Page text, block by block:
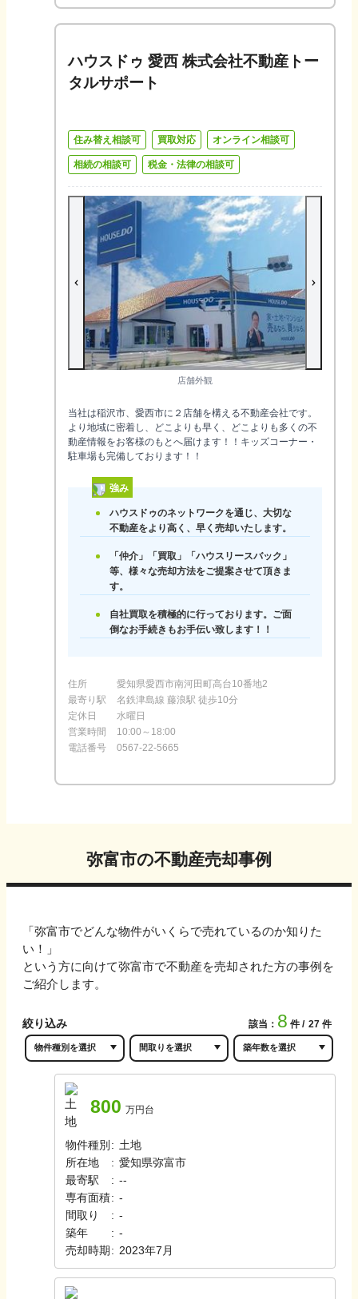
ハウスドゥ 愛西 株式会社不動産トー
タルサポート
住み替え相談可 買取対応 オンライン相談可
相続の相談可 税金・法律の相談可
店舗外観
当社は稲沢市、愛西市に２店舗を構える不動産会社です。
より地域に密着し、どこよりも早く、どこよりも多くの不
動産情報をお客様のもとへ届けます！！キッズコーナー・
駐車場も完備しております！！
強み
ハウスドゥのネットワークを通じ、大切な
不動産をより高く、早く売却いたします。
「仲介」「買取」「ハウスリースバック」
等、様々な売却方法をご提案させて頂きま
す。
自社買取を積極的に行っております。ご面
倒なお手続きもお手伝い致します！！
住所
愛知県愛西市南河田町高台10番地2
最寄り駅
名鉄津島線 藤浪駅 徒歩10分
定休日
水曜日
営業時間
10:00～18:00
電話番号
0567-22-5665
弥富市の不動産売却事例
「弥富市でどんな物件がいくらで売れているのか知りた
い！」
という方に向けて弥富市で不動産を売却された方の事例を
ご紹介します。
絞り込み 該当： 8 件 27 件
800 万円台
物件種別 : 土地
所在地
: 愛知県弥富市
最寄駅
: ‐‐
専有面積: -
間取り
: -
築年
: -
売却時期 : 2023年7月